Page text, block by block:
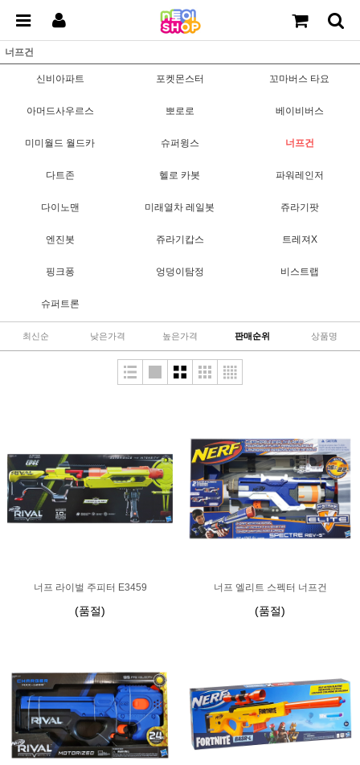
너프건
신비아파트 포켓몬스터 꼬마버스 타요
아머드사우르스 뽀로로 베이비버스
미미월드 월드카 슈퍼윙스 너프건
다트존 헬로 카봇 파워레인저
다이노맨 미래열차 레일봇 쥬라기팟
엔진봇 쥬라기캅스 트레져X
핑크퐁 엉덩이탐정 비스트랩
슈퍼트론
최신순 낮은가격 높은가격 판매순위 상품명
너프 라이벌 주피터 E3459
(품절)
너프 엘리트 스펙터 너프건
(품절)